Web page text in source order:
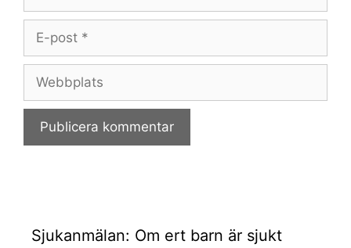
post
Sjukanmälan: Om ert barn är sjukt